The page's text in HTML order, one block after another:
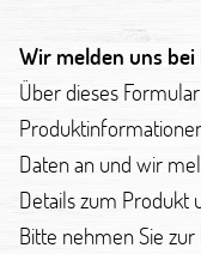
Wir melden uns
Über dieses
Daten an und wir
Details zum Produkt
Bitte nehmen Sie